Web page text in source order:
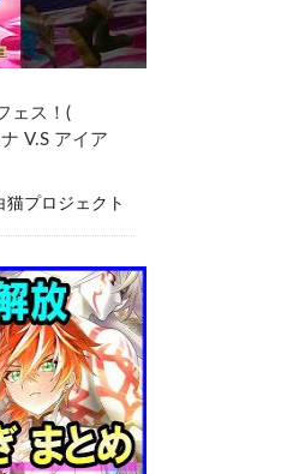
ェス！(
V.S アイア
猫プロジェクト